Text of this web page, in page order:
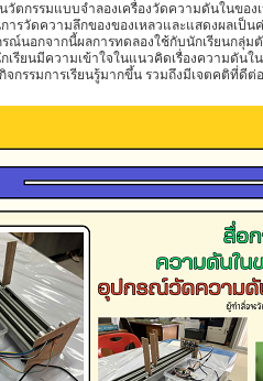
รรมแบบจำลองเครื่องวัดความดันในของ
ารวัดความลึกของของเหลวและแสดงผลเป็น
ณ์นอกจากนี้ผลการทดลองใช้กับนักเรียนกลุ่ม
เรียนมีความเข้าใจในแนวคิดเรื่องความดันใ
จกรรมการเรียนรู้มากขึ้น รวมถึงมีเจตคติที่ดีต่